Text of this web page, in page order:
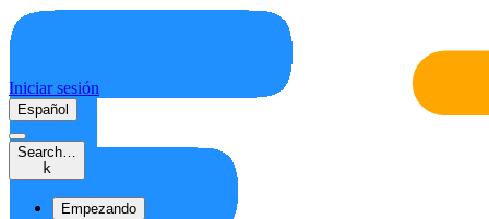
Iniciar sesión
Español
Search…
k
Empezando